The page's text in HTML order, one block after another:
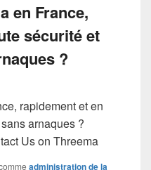
en France,
sécurité et
?
rapidement et en
arnaques ?
Us on Threema
administration de la